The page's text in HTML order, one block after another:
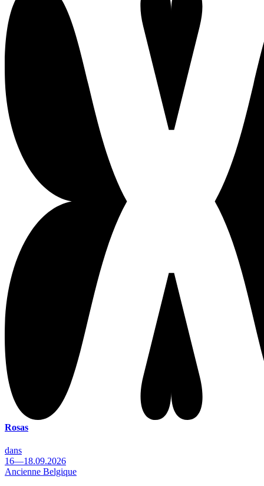
Rosas
dans
16—18.09.2026
Ancienne Belgique